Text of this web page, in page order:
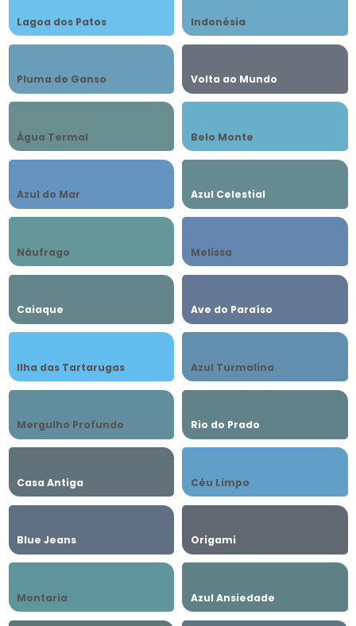
Lagoa dos Patos Indonésia
Pluma de Ganso Volta ao Mundo
Água Termal Belo Monte
Azul do Mar Azul Celestial
Náufrago Melissa
Caiaque Ave do Paraíso
Ilha das Tartarugas Azul Turmalina
Mergulho Profundo Rio do Prado
Casa Antiga Céu Limpo
Blue Jeans Origami
Montaria Azul Ansiedade